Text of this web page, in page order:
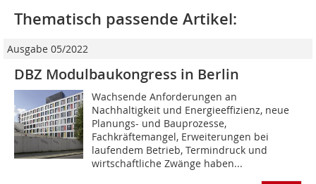
Thematisch passende Artikel:
Ausgabe 05/2022
DBZ Modulbaukongress in Berlin
Wachsende Anforderungen an
Nachhaltigkeit und Energieeffizienz, neue
Planungs- und Bauprozesse,
Fachkräftemangel, Erweiterungen bei
laufendem Betrieb, Termindruck und
wirtschaftliche Zwänge haben...